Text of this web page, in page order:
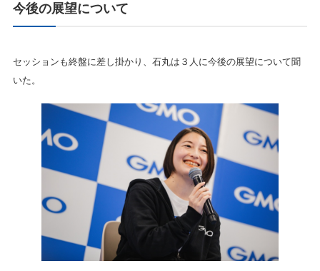
今後の展望について
セッションも終盤に差し掛かり、石丸は３人に今後の展望について聞
いた。